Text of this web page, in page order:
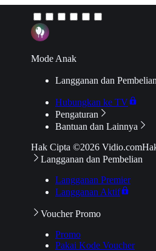
Mode Anak
Langganan dan Pembelian
Hubungkan ke TV
Pengaturan
Bantuan dan Lainnya
Hak Cipta ©2026 Vidio.com
Langganan dan Pembelian
Langganan Premier
Langganan Aktif
Voucher Promo
Promo
Pakai Kode Voucher